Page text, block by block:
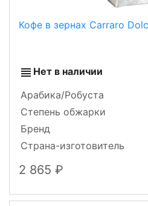
Кофе в зернах Carraro
Нет в наличии
Арабика/Робуста
Степень обжарки
Бренд
Страна-изготовитель
2 865